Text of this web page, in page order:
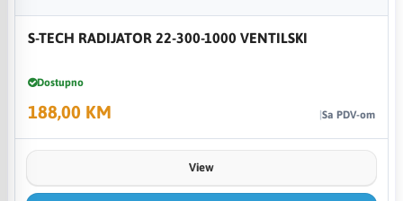
S-TECH RADIJATOR 22-300-1000 VENTILSKI
Dostupno
188,00 KM Sa PDV-om
View